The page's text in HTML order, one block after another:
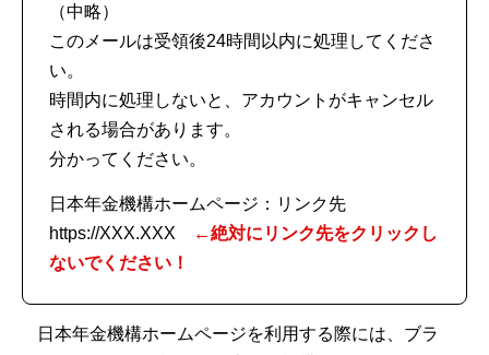
（中略）
このメールは受領後24時間以内に処理してくださ
い。
時間内に処理しないと、アカウントがキャンセル
される場合があります。
分かってください。
日本年金機構ホームページ：リンク先
https://XXX.XXX
←絶対にリンク先をクリックし
ないでください！
日本年金機構ホームページを利用する際には、ブラ